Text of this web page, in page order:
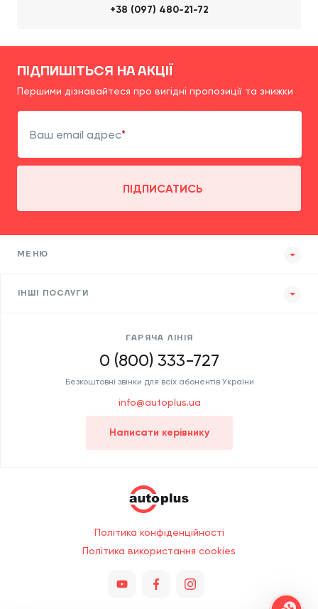
+38 (097) 480-21-72
ПІДПИШІТЬСЯ НА АКЦІЇ
Першими дізнавайтеся про вигідні пропозиції та знижки
Ваш email адрес
ПІДПИСАТИСЬ
МЕНЮ
ІНШІ ПОСЛУГИ
ГАРЯЧА ЛІНІЯ
0 (800) 333-727
Безкоштовні звінки для всіх абонентів України
info@autoplus.ua
Написати керівнику
Політика конфіденційності
Політика використання cookies